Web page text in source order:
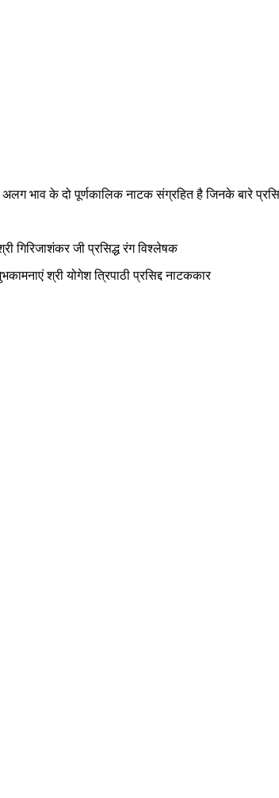
के दो पूर्णकालिक नाटक संग्रहित है जिनके बारे
गिरिजाशंकर जी प्रसिद्ध रंग विश्लेषक
श्री योगेश त्रिपाठी प्रसिद्द नाटककार